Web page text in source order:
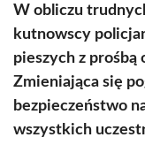
W obliczu
kutnowscy
pieszych z prośbą
Zmieniająca się
bezpieczeństwo
wszystkich